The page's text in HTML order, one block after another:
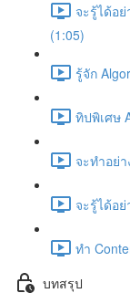
จะรู้ได้อ
(1:05)
รู้จัก
ทิปพิเศษ
จะทำอย่
จะรู้ได้อ
ทำ
บทสรุป